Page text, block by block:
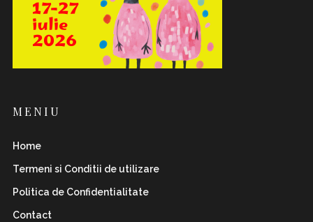
MENIU
Home
Termeni si Conditii de utilizare
Politica de Confidentialitate
Contact